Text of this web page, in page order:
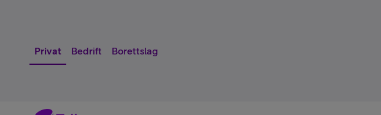
Privat Bedrift Borettslag